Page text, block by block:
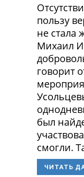
пользу
не стала
Михаил
говорит
был
смогли.
ЧИТАТЬ